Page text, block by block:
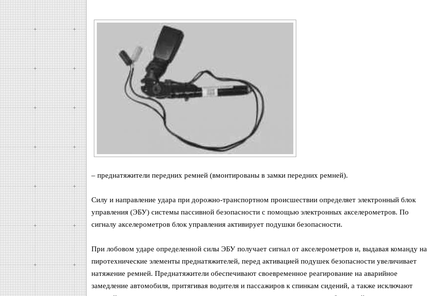
– преднатяжители передних ремней (вмонтированы в замки передних ремней).
Силу и направление удара при дорожно-транспортном происшествии определяет электронный блок
управления (ЭБУ) системы пассивной безопасности с помощью электронных акселерометров. По
сигналу акселерометров блок управления активирует подушки безопасности.
При лобовом ударе определенной силы ЭБУ получает сигнал от акселерометров и, выдавая команду на
пиротехнические элементы преднатяжителей, перед активацией подушек безопасности увеличивает
натяжение ремней. Преднатяжители обеспечивают своевременное реагирование на аварийное
замедление автомобиля, притягивая водителя и пассажиров к спинкам сидений, а также исключают